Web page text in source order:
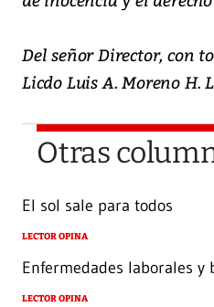
Del señor Director, con
Licdo Luis A. Moreno H.
Otras
El sol sale para todos
LECTOR OPINA
Enfermedades laborales y
LECTOR OPINA